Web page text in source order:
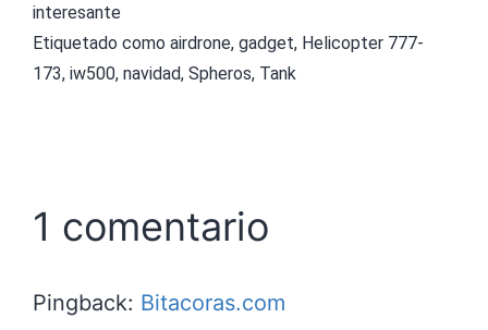
interesante
Etiquetado como airdrone, gadget, Helicopter 777-
173, iw500, navidad, Spheros, Tank
1 comentario
Pingback: Bitacoras.com